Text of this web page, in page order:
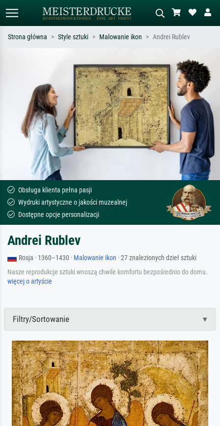
Szukaj wg artysty, tytułu lub stylu – np.
Monet, Gwiaździsta noc,
impresjonizm, fala Hokusaia, akt.
Opisz scenę – np. zielona łąka,
abstrakcja z czerwienią, ciemny olej,
stojący akt obok drzewa.
Strona główna Style sztuki Malowanie ikon Andrei Rublev
Obsługa klienta pełna pasji
Wydruki artystyczne o jakości muzealnej
Dostępne opcje personalizacji
Andrei Rublev
Rosja · 1360–1430 · Malowanie ikon · 27 znalezionych dzieł sztuki
Nasze reprodukcje sztuki wnoszą chwile komfortu bezpośrednio do domu.
więcej o artyście
Filtry/Sortowanie